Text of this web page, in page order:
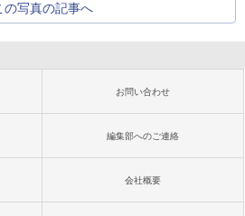
の写真の記事へ
お問い合わせ
編集部へのご連絡
会社概要